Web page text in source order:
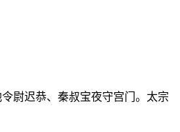
尉迟恭、秦叔宝夜守宫门。太宗